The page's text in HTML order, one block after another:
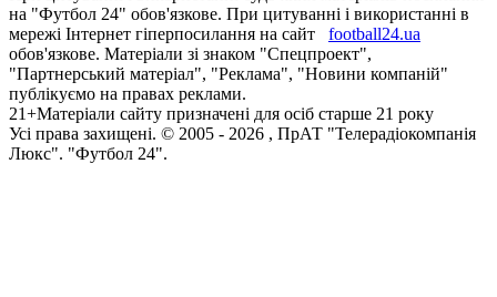
на "Футбол 24" обов'язкове. При цитуванні і використанні в
мережі Інтернет гіперпосилання на сайт
football24.ua
обов'язкове. Матеріали зі знаком "Спецпроект",
"Партнерський матеріал", "Реклама", "Новини компаній"
публікуємо на правах реклами.
21+Матеріали сайту призначені для осіб старше 21 року
Усi права захищенi. © 2005 - 2026 , ПрАТ "Телерадіокомпанія
Люкс". "Футбол 24".